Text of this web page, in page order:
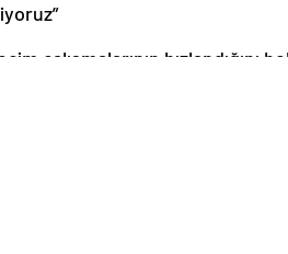
çalışmalarının hızlandığını